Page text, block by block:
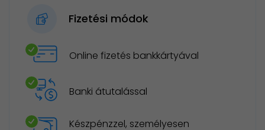
Fizetési módok
Online fizetés bankkártyával
Banki átutalással
Készpénzzel, személyesen